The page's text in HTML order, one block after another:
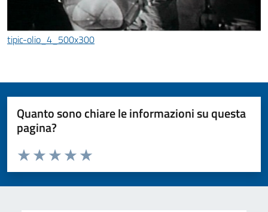
tipic-olio_4_500x300
Quanto sono chiare le informazioni su questa
pagina?
Valuta da 1 a 5 stelle la pagina
Valuta 5 stelle su 5
Valuta 4 stelle su 5
Valuta 3 stelle su 5
Valuta 2 stelle su 5
Valuta 1 stelle su 5